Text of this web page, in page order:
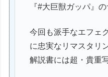
『#大巨獣ガッパ』
今回も派手なエフェ
に忠実なリマスタリ
解説書には超・貴重